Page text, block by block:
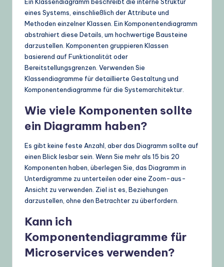
eines Systems, einschließlich der Attribute und
Methoden einzelner Klassen. Ein Komponentendiagramm
abstrahiert diese Details, um hochwertige Bausteine
darzustellen. Komponenten gruppieren Klassen
basierend auf Funktionalität oder
Bereitstellungsgrenzen. Verwenden Sie
Klassendiagramme für detaillierte Gestaltung und
Komponentendiagramme für die Systemarchitektur.
Wie viele Komponenten sollte
ein Diagramm haben?
Es gibt keine feste Anzahl, aber das Diagramm sollte auf
einen Blick lesbar sein. Wenn Sie mehr als 15 bis 20
Komponenten haben, überlegen Sie, das Diagramm in
Unterdigramme zu unterteilen oder eine Zoom-aus-
Ansicht zu verwenden. Ziel ist es, Beziehungen
darzustellen, ohne den Betrachter zu überfordern.
Kann ich
Komponentendiagramme für
Microservices verwenden?